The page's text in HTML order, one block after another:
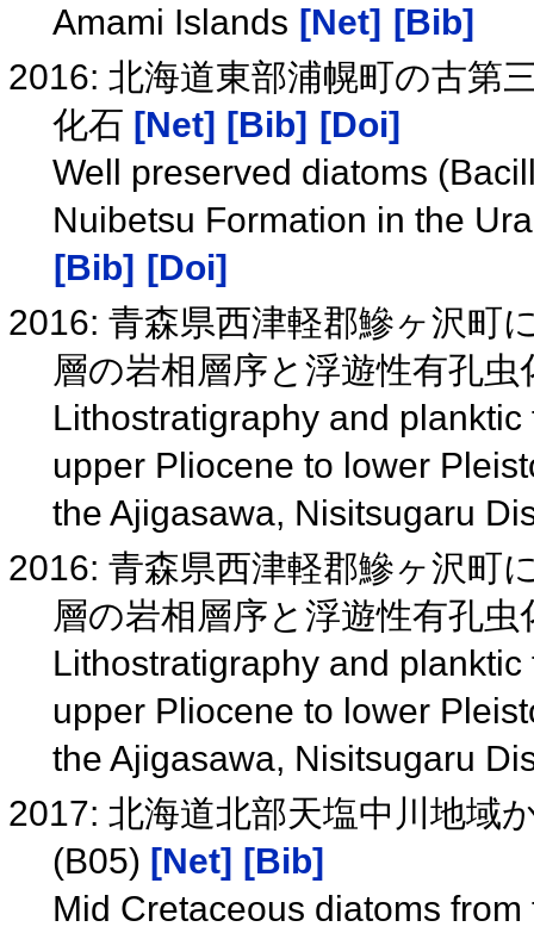
Amami Islands [Net] [Bib]
2016: 北海道東部浦幌町の古第
化石 [Net] [Bib] [Doi]
Well preserved diatoms
Nuibetsu Formation in the
[Bib] [Doi]
2016: 青森県西津軽郡鰺ヶ沢町
層の岩相層序と浮遊性有孔
Lithostratigraphy and
upper Pliocene to lower
the Ajigasawa, Nisitsugaru
2016: 青森県西津軽郡鰺ヶ沢町
層の岩相層序と浮遊性有孔
Lithostratigraphy and
upper Pliocene to lower
the Ajigasawa, Nisitsugaru
2017: 北海道北部天塩中川地域
(B05) [Net] [Bib]
Mid Cretaceous diatoms